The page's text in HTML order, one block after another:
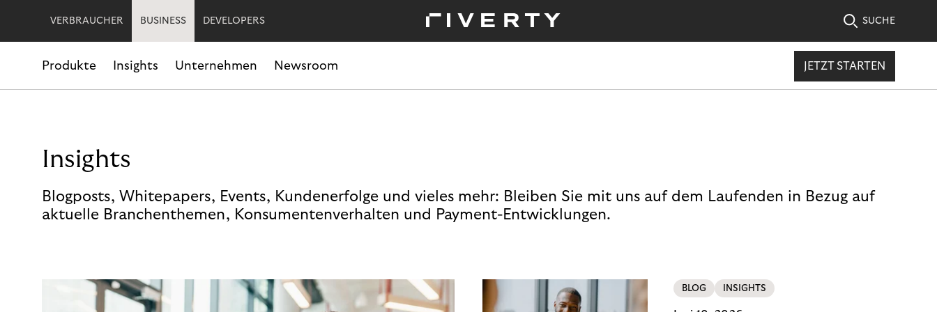
VERBRAUCHER BUSINESS DEVELOPERS SUCHE
Produkte Insights Unternehmen Newsroom JETZT STARTEN
Insights
Blogposts, Whitepapers, Events, Kundenerfolge und vieles mehr: Bleiben Sie mit uns auf dem Laufenden in Bezug auf
aktuelle Branchenthemen, Konsumentenverhalten und Payment-Entwicklungen.
BLOG INSIGHTS